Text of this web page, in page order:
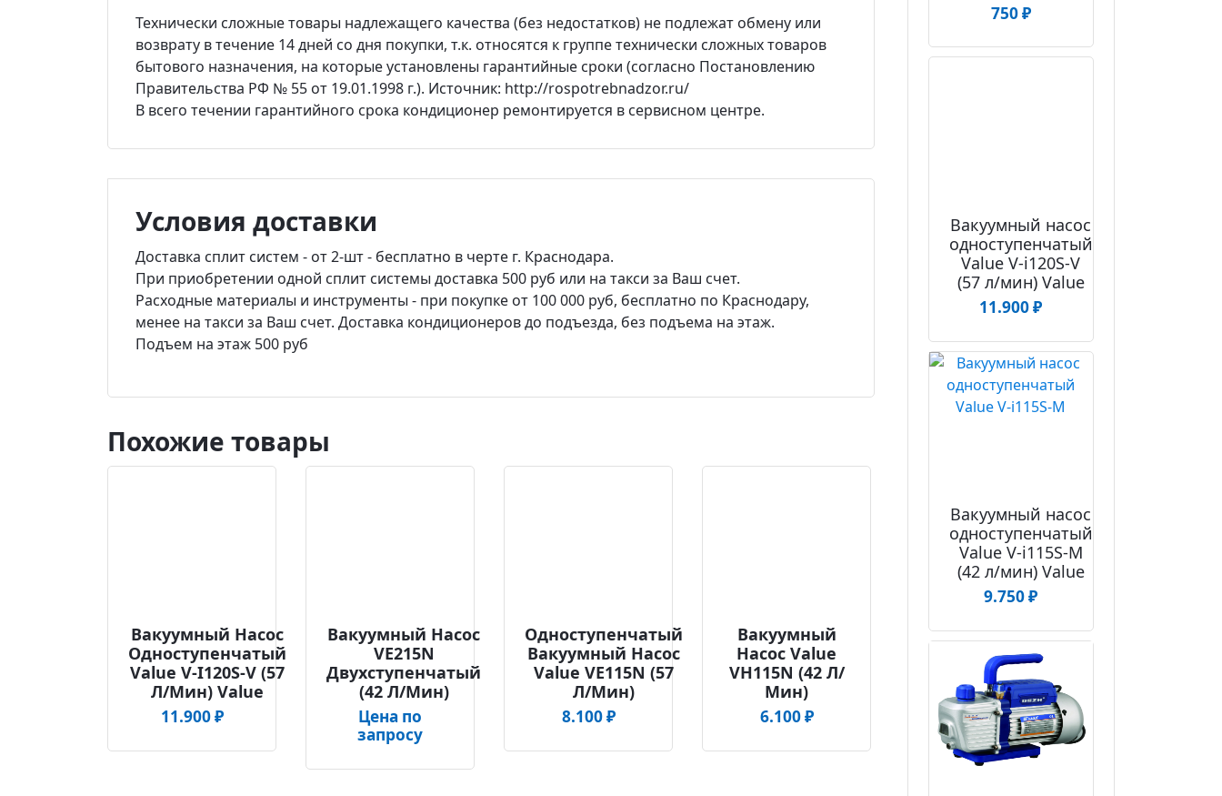
Технически сложные товары надлежащего качества (без недостатков) не подлежат обмену или
возврату в течение 14 дней со дня покупки, т.к. относятся к группе технически сложных товаров
бытового назначения, на которые установлены гарантийные сроки (согласно Постановлению
Правительства РФ № 55 от 19.01.1998 г.). Источник: http://rospotrebnadzor.ru/
В всего течении гарантийного срока кондиционер ремонтируется в сервисном центре.
Условия доставки
Доставка сплит систем - от 2-шт - бесплатно в черте г. Краснодара.
При приобретении одной сплит системы доставка 500 руб или на такси за Ваш счет.
Расходные материалы и инструменты - при покупке от 100 000 руб, бесплатно по Краснодару,
менее на такси за Ваш счет. Доставка кондиционеров до подъезда, без подъема на этаж.
Подъем на этаж 500 руб
Похожие товары
Вакуумный Насос
Одноступенчатый
Value V-I120S-V (57
Л/мин) Value
11.900₽
Вакуумный Насос
VE215N
Двухступенчатый
(42 Л/мин)
Цена по
запросу
Одноступенчатый
Вакуумный Насос
Value VE115N (57
Л/мин)
8.100₽
Вакуумный
Насос Value
VH115N (42 Л/
Мин)
6.100₽
750₽
Вакуумный насос
одноступенчатый
Value V-i120S-V
(57 л/мин) Value
11.900₽
Вакуумный насос
одноступенчатый
Value V-i115S-M
(42 л/мин) Value
9.750₽